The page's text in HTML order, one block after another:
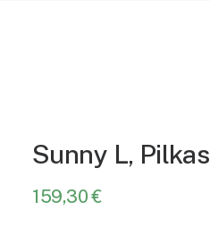
Sunny L, Pilkas
159,30€